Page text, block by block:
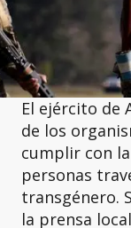
El ejército de
de los
cumplir con
personas
transgénero.
la prensa